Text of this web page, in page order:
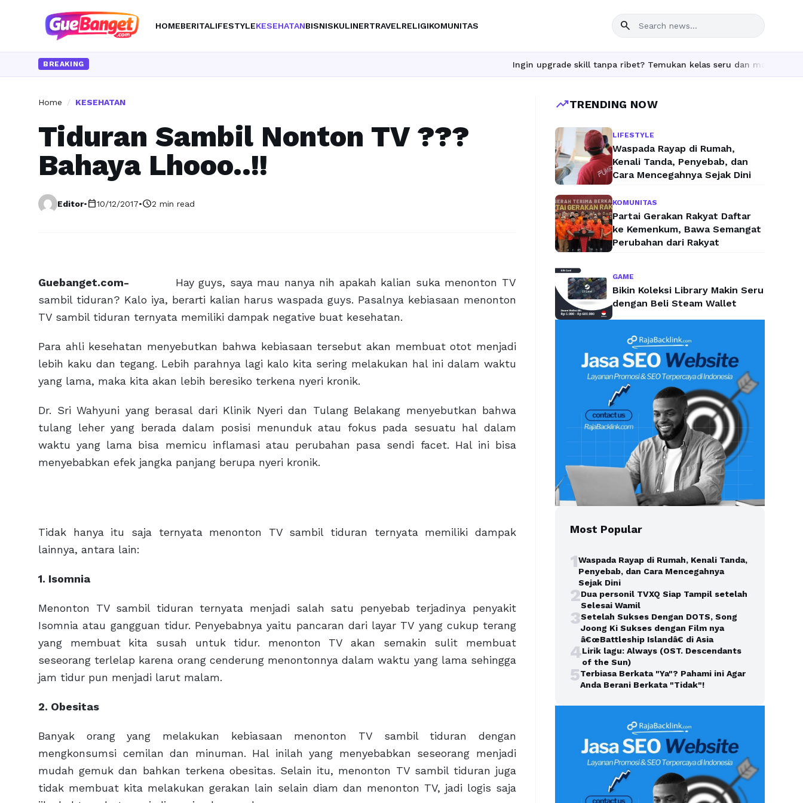
HOMEBERITALIFESTYLEKESEHATANBISNISKULINERTRAVELRELIGIKOMUNITAS search
BREAKING Ingin upgrade skill tanpa ribet? Temukan kelas seru dan materi lengkap
Home / KESEHATAN
Tiduran Sambil Nonton TV ???
Bahaya Lhooo..!!
Editor•calendar_today10/12/2017•schedule2 min read
Guebanget.com-
Hay guys, saya mau nanya nih apakah kalian suka menonton TV
sambil tiduran? Kalo iya, berarti kalian harus waspada guys. Pasalnya kebiasaan menonton
TV sambil tiduran ternyata memiliki dampak negative buat kesehatan.
Para ahli kesehatan menyebutkan bahwa kebiasaan tersebut akan membuat otot menjadi
lebih kaku dan tegang. Lebih parahnya lagi kalo kita sering melakukan hal ini dalam waktu
yang lama, maka kita akan lebih beresiko terkena nyeri kronik.
Dr. Sri Wahyuni yang berasal dari Klinik Nyeri dan Tulang Belakang menyebutkan bahwa
tulang leher yang berada dalam posisi menunduk atau fokus pada sesuatu hal dalam
waktu yang lama bisa memicu inflamasi atau perubahan pasa sendi facet. Hal ini bisa
menyebabkan efek jangka panjang berupa nyeri kronik.
Tidak hanya itu saja ternyata menonton TV sambil tiduran ternyata memiliki dampak
lainnya, antara lain:
1. Isomnia
Menonton TV sambil tiduran ternyata menjadi salah satu penyebab terjadinya penyakit
Isomnia atau gangguan tidur. Penyebabnya yaitu pancaran dari layar TV yang cukup terang
yang membuat kita susah untuk tidur. menonton TV akan semakin sulit membuat
seseorang terlelap karena orang cenderung menontonnya dalam waktu yang lama sehingga
jam tidur pun menjadi larut malam.
2. Obesitas
Banyak orang yang melakukan kebiasaan menonton TV sambil tiduran dengan
mengkonsumsi cemilan dan minuman. Hal inilah yang menyebabkan seseorang menjadi
mudah gemuk dan bahkan terkena obesitas. Selain itu, menonton TV sambil tiduran juga
tidak membuat kita melakukan gerakan lain selain diam dan menonton TV, jadi logis saja
trending_upTRENDING NOW
LIFESTYLE
Waspada Rayap di Rumah,
Kenali Tanda, Penyebab, dan
Cara Mencegahnya Sejak Dini
KOMUNITAS
Partai Gerakan Rakyat Daftar
ke Kemenkum, Bawa Semangat
Perubahan dari Rakyat
GAME
Bikin Koleksi Library Makin Seru
dengan Beli Steam Wallet
Most Popular
1Waspada Rayap di Rumah, Kenali Tanda,
Penyebab, dan Cara Mencegahnya
Sejak Dini
2Dua personil TVXQ Siap Tampil setelah
Selesai Wamil
3Setelah Sukses Dengan DOTS, Song
Joong Ki Sukses dengan Film nya
â€œBattleship Islandâ€ di Asia
4Lirik lagu: Always (OST. Descendants
of the Sun)
5Terbiasa Berkata "Ya"? Pahami ini Agar
Anda Berani Berkata "Tidak"!